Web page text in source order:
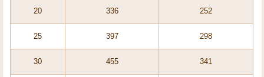
20 336 252
25 397 298
30 455 341